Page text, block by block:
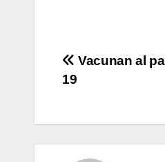
entradas
Vacunan al
19